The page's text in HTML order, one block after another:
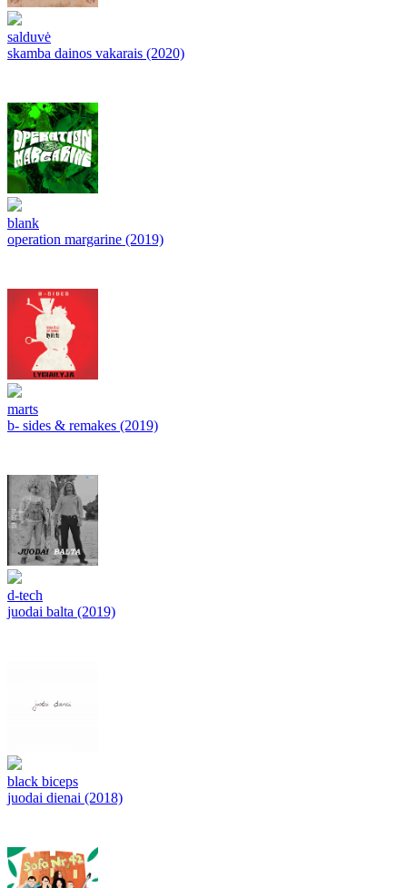
salduvė
skamba dainos vakarais (2020)
blank
operation margarine (2019)
marts
b- sides & remakes (2019)
d-tech
juodai balta (2019)
black biceps
juodai dienai (2018)